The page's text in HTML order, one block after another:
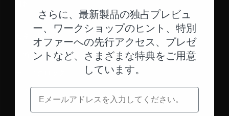
セキュリティ
チェーン
さらに、最新製品の独占プレビュ
ー、ワークショップのヒント、特別
オファーへの先行アクセス、プレゼ
ントなど、さまざまな特典をご用意
しています。
電子メール